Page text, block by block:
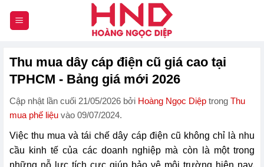
đến
Thu mua dây cáp điện cũ giá cao tại
TPHCM - Bảng giá mới 2026
Cập nhật lần cuối 21/05/2026 bởi Hoàng Ngọc Diệptrong Thu
mua phế liệuvào 09/07/2024.
Việc thu mua và tái chế dây cáp điện cũ không chỉ là nhu
cầu kinh tế của các doanh nghiệp mà còn là một trong